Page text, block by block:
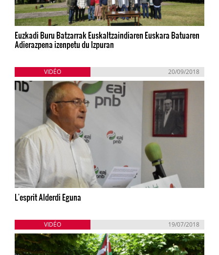
Euzkadi Buru Batzarrak Euskaltzaindiaren Euskara Batuaren
Adierazpena izenpetu du Izpuran
VIDÉO 20/09/2018
L'esprit Alderdi Eguna
VIDÉO 19/07/2018